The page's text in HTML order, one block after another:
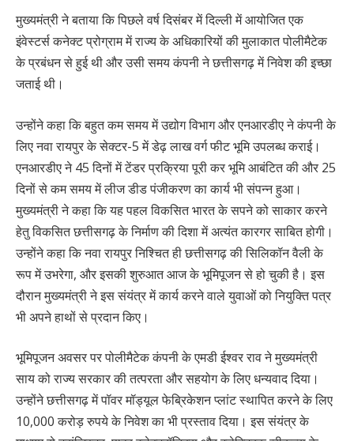
मुख्यमंत्री ने बताया कि पिछले वर्ष दिसंबर में दिल्ली में आयोजित एक
इंवेस्टर्स कनेक्ट प्रोग्राम में राज्य के अधिकारियों की मुलाकात पोलीमैटेक
के प्रबंधन से हुई थी और उसी समय कंपनी ने छत्तीसगढ़ में निवेश की इच्छा
जताई थी।
उन्होंने कहा कि बहुत कम समय में उद्योग विभाग और एनआरडीए ने कंपनी के
लिए नवा रायपुर के सेक्टर-5 में डेढ़ लाख वर्ग फीट भूमि उपलब्ध कराई।
एनआरडीए ने 45 दिनों में टेंडर प्रक्रिया पूरी कर भूमि आबंटित की और 25
दिनों से कम समय में लीज डीड पंजीकरण का कार्य भी संपन्न हुआ।
मुख्यमंत्री ने कहा कि यह पहल विकसित भारत के सपने को साकार करने
हेतु विकसित छत्तीसगढ़ के निर्माण की दिशा में अत्यंत कारगर साबित होगी।
उन्होंने कहा कि नवा रायपुर निश्चित ही छत्तीसगढ़ की सिलिकॉन वैली के
रूप में उभरेगा, और इसकी शुरुआत आज के भूमिपूजन से हो चुकी है। इस
दौरान मुख्यमंत्री ने इस संयंत्र में कार्य करने वाले युवाओं को नियुक्ति पत्र
भी अपने हाथों से प्रदान किए।
भूमिपूजन अवसर पर पोलीमैटेक कंपनी के एमडी ईश्वर राव ने मुख्यमंत्री
साय को राज्य सरकार की तत्परता और सहयोग के लिए धन्यवाद दिया।
उन्होंने छत्तीसगढ़ में पॉवर मॉड्यूल फेब्रिकेशन प्लांट स्थापित करने के लिए
10,000 करोड़ रुपये के निवेश का भी प्रस्ताव दिया। इस संयंत्र के